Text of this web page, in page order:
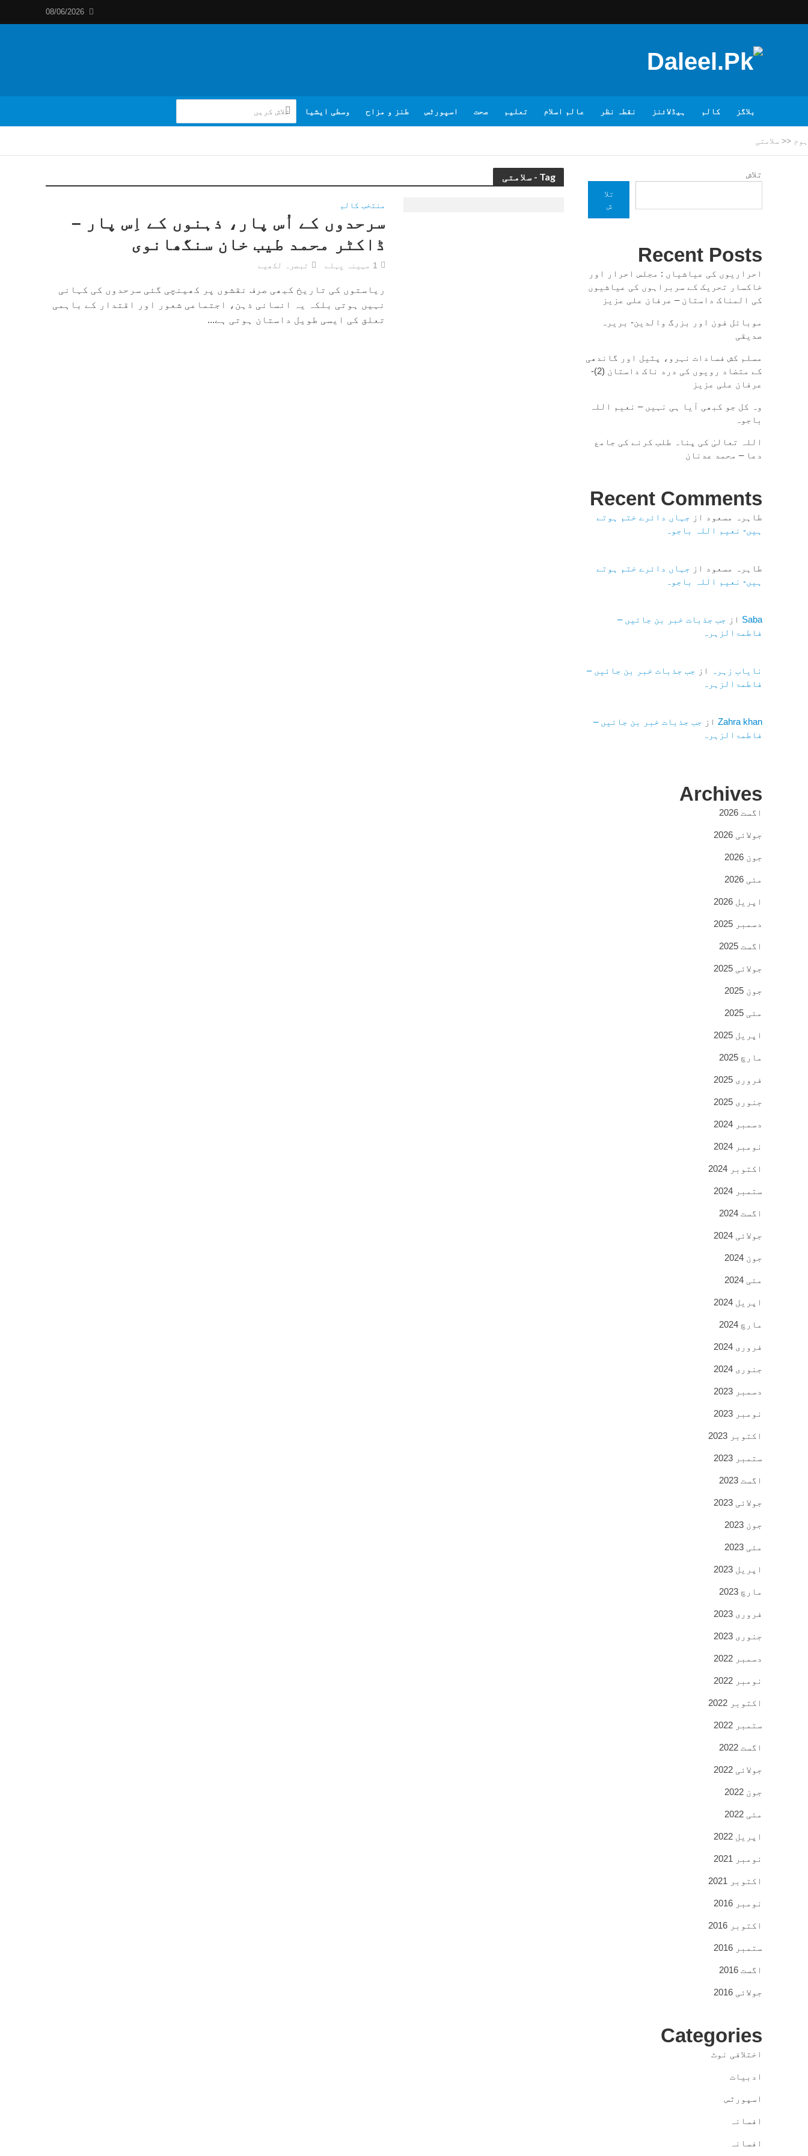
08/06/2026
بلاگز کالم ہیڈلائنز نقطہ نظر عالم اسلام تعلیم صحت اسپورٹس طنز و مزاح وسطی ایشیا
ہوم << سلامتی
Tag - سلامتی
منتخب کالم
سرحدوں کے اُس پار، ذہنوں کے اِس پار –
ڈاکٹر محمد طیب خان سنگھانوی
1 مہینہ پہلے تبصرہ لکھیے
ریاستوں کی تاریخ کبھی صرف نقشوں پر کھینچی گئی سرحدوں کی کہانی
نہیں ہوتی بلکہ یہ انسانی ذہن، اجتماعی شعور اور اقتدار کے باہمی
تعلق کی ایسی طویل داستان ہوتی ہے...
تلاش
تلا
ش
Recent Posts
احراریوں کی عیاشیاں : مجلس احرار اور
خاکسار تحریک کے سربراہوں کی عیاشیوں
کی المناک داستان – عرفان علی عزیز
موبائل فون اور بزرگ والدین- بریرہ
صدیقی
مسلم کش فسادات نہرو، پٹیل اور گاندھی
کے متضاد رویوں کی درد ناک داستان (2)-
عرفان علی عزیز
وہ کل جو کبھی آیا ہی نہیں – نعیم اللہ
باجوہ
اللہ تعالیٰ کی پناہ طلب کرنے کی جامع
دعا – محمد عدنان
Recent Comments
طاہرہ مسعود از جہاں دائرے ختم ہوتے
ہیں- نعیم اللہ باجوہ
طاہرہ مسعود از جہاں دائرے ختم ہوتے
ہیں- نعیم اللہ باجوہ
Saba از جب جذبات خبر بن جائیں –
فاطمۃالزہرہ
نایاب زہرہ از جب جذبات خبر بن جائیں –
فاطمۃالزہرہ
Zahra khanاز جب جذبات خبر بن جائیں –
فاطمۃالزہرہ
Archives
اگست 2026
جولائی 2026
جون 2026
مئی 2026
اپریل 2026
دسمبر 2025
اگست 2025
جولائی 2025
جون 2025
مئی 2025
اپریل 2025
مارچ 2025
فروری 2025
جنوری 2025
دسمبر 2024
نومبر 2024
اکتوبر 2024
ستمبر 2024
اگست 2024
جولائی 2024
جون 2024
مئی 2024
اپریل 2024
مارچ 2024
فروری 2024
جنوری 2024
دسمبر 2023
نومبر 2023
اکتوبر 2023
ستمبر 2023
اگست 2023
جولائی 2023
جون 2023
مئی 2023
اپریل 2023
مارچ 2023
فروری 2023
جنوری 2023
دسمبر 2022
نومبر 2022
اکتوبر 2022
ستمبر 2022
اگست 2022
جولائی 2022
جون 2022
مئی 2022
اپریل 2022
نومبر 2021
اکتوبر 2021
نومبر 2016
اکتوبر 2016
ستمبر 2016
اگست 2016
جولائی 2016
Categories
اختلافی نوٹ
ادبیات
اسپورٹس
افسانہ
افسانہ